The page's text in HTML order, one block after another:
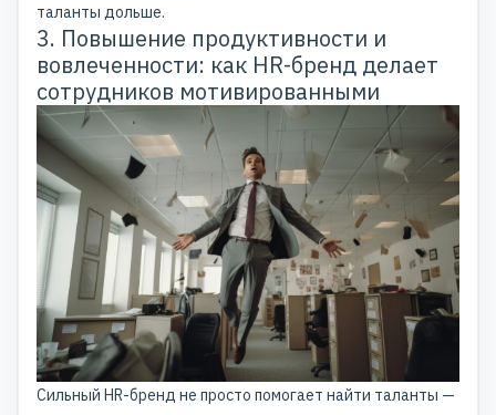
таланты дольше.
3. Повышение продуктивности и
вовлеченности: как HR-бренд делает
сотрудников мотивированными
Сильный HR-бренд не просто помогает найти таланты —